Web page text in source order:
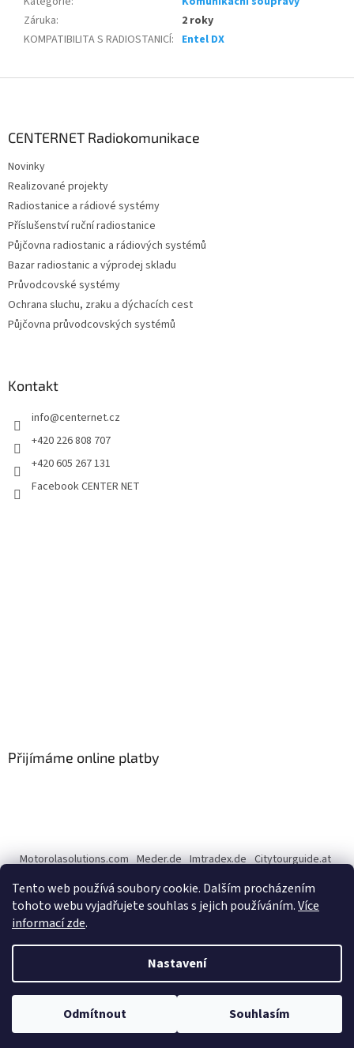
Tento web používá soubory cookie. Dalším procházením
tohoto webu vyjadřujete souhlas s jejich používáním.Více
informací zde.
Nastavení
Odmítnout Souhlasím
Záruka:
2 roky
KOMPATIBILITA S RADIOSTANICÍ: Entel DX
CENTERNET Radiokomunikace
Novinky
Realizované projekty
Radiostanice a rádiové systémy
Příslušenství ruční radiostanice
Půjčovna radiostanic a rádiových systémů
Bazar radiostanic a výprodej skladu
Průvodcovské systémy
Ochrana sluchu, zraku a dýchacích cest
Půjčovna průvodcovských systémů
Kontakt
info@centernet.cz
+420 226 808 707
+420 605 267 131
Facebook CENTER NET
Přijímáme online platby
Motorolasolutions.com Meder.de Imtradex.de Citytourguide.at
Copyright 2026CENTERNET.cz. Všechna práva vyhrazena.Upravit